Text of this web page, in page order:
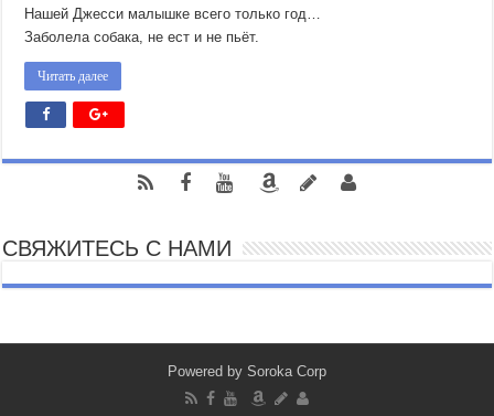
Нашей Джесси малышке всего только год…
Заболела собака, не ест и не пьёт.
Читать далее
СВЯЖИТЕСЬ С НАМИ
Powered by Soroka Corp